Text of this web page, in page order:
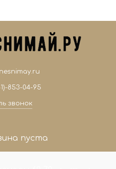
853-04-95
звонок
пуста